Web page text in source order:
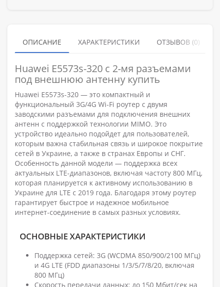
ОПИСАНИЕ ХАРАКТЕРИСТИКИ ОТЗЫВОВ (0)
Huawei E5573s-320 с 2-мя разъемами
под внешнюю антенну купить
Huawei E5573s-320 — это компактный и
функциональный 3G/4G Wi-Fi роутер с двумя
заводскими разъемами для подключения внешних
антенн с поддержкой технологии MIMO. Это
устройство идеально подойдет для пользователей,
которым важна стабильная связь и широкое покрытие
сетей в Украине, а также в странах Европы и СНГ.
Особенность данной модели — поддержка всех
актуальных LTE-диапазонов, включая частоту 800 МГц,
которая планируется к активному использованию в
Украине для LTE с 2019 года. Благодаря этому роутер
гарантирует быстрое и надежное мобильное
интернет-соединение в самых разных условиях.
ОСНОВНЫЕ ХАРАКТЕРИСТИКИ
Поддержка сетей: 3G (WCDMA 850/900/2100 МГц)
и 4G LTE (FDD диапазоны 1/3/5/7/8/20, включая
800 МГц)
Скорость передачи данных: до 150 Мбит/сек на